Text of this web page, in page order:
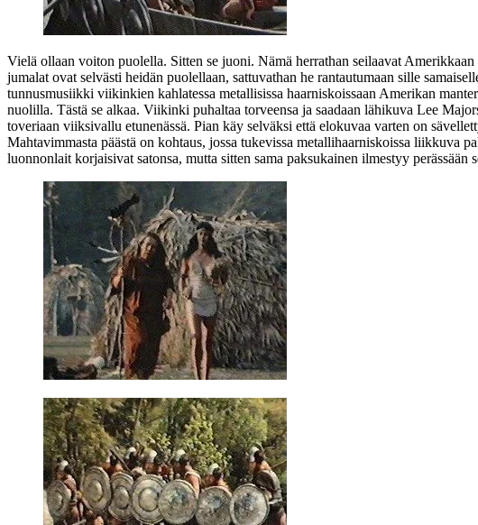
Vielä ollaan voiton puolella. Sitten se juoni. Nämä herrathan seilaavat
jumalat ovat selvästi heidän puolellaan, sattuvathan he rantautumaan sille
tunnusmusiikki viikinkien kahlatessa metallisissa haarniskoissaan Amerikan
nuolilla. Tästä se alkaa. Viikinki puhaltaa torveensa ja saadaan lähikuva Lee
toveriaan viiksivallu etunenässä. Pian käy selväksi että elokuvaa varten on
Mahtavimmasta päästä on kohtaus, jossa tukevissa metallihaarniskoissa liikkuva
luonnonlait korjaisivat satonsa, mutta sitten sama paksukainen ilmestyy